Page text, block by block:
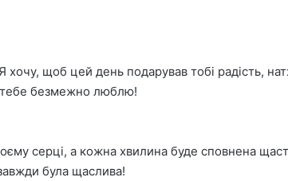
хочу, щоб цей день подарував тобі радість,
тебе безмежно люблю!
серці, а кожна хвилина буде сповнена
була щаслива!